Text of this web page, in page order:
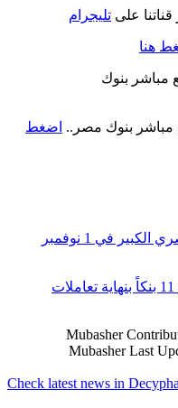
على تليجرام
هنا
مباشر بنوك
مباشر بنوك مصر.. اضغط
الحكومة المصرية: افتتاح المتحف المصري الكبير في 1 نوفمبر
سعر الدولار مقابل الجنيه المصري في 11 بنكاً بنهاية تعاملات
Mubasher
Mubasher Last
Check latest news in Decypha